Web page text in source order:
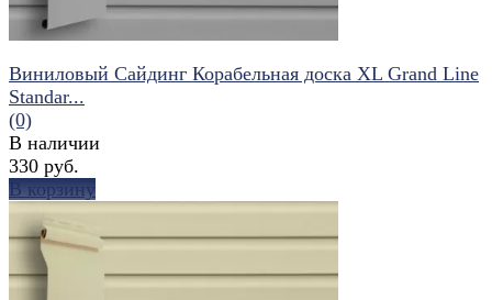
избранное сравнить
Виниловый Сайдинг Корабельная доска XL Grand Line
Standar...
(0)
В наличии
330 руб.
В корзину